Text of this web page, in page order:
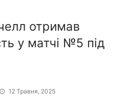
отримав
у матчі №5 під
Опубліковано
12 Травня, 2025